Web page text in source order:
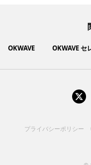
OKWAVE OKWAVE セ
パソコン・スマート
ント
ビ
健康食品
富士通クライア
ーティング株
NEC LAVIE公
ローランド株式
プライバシーポリシー